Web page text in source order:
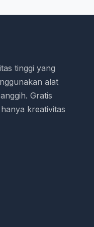
tinggi yang
alat
Gratis
kreativitas